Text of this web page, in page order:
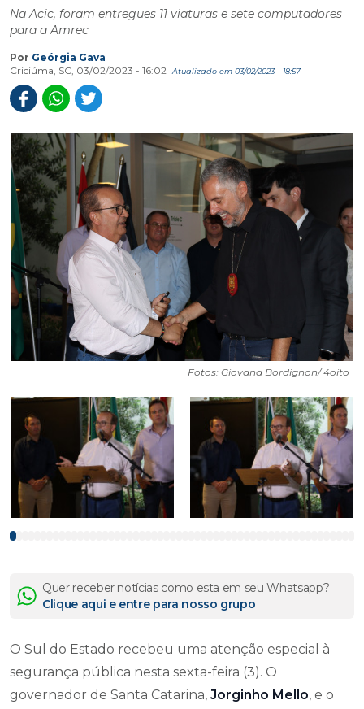
Na Acic, foram entregues 11 viaturas e sete computadores
para a Amrec
Por Geórgia Gava
Criciúma, SC, 03/02/2023 - 16:02
Atualizado em 03/02/2023 - 18:57
Fotos: Giovana Bordignon/ 4oito
Quer receber notícias como esta em seu Whatsapp?
Clique aqui e entre para nosso grupo
O Sul do Estado recebeu uma atenção especial à
segurança pública nesta sexta-feira (3). O
governador de Santa Catarina, Jorginho Mello, e o